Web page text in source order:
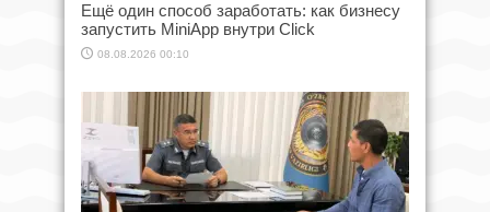
Ещё один способ заработать: как бизнесу
запустить MiniApp внутри Click
08.08.2026 00:10